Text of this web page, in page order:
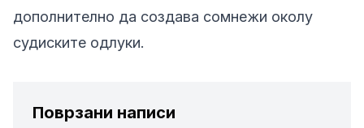
дополнително да создава сомнежи околу
судиските одлуки.
Поврзани написи